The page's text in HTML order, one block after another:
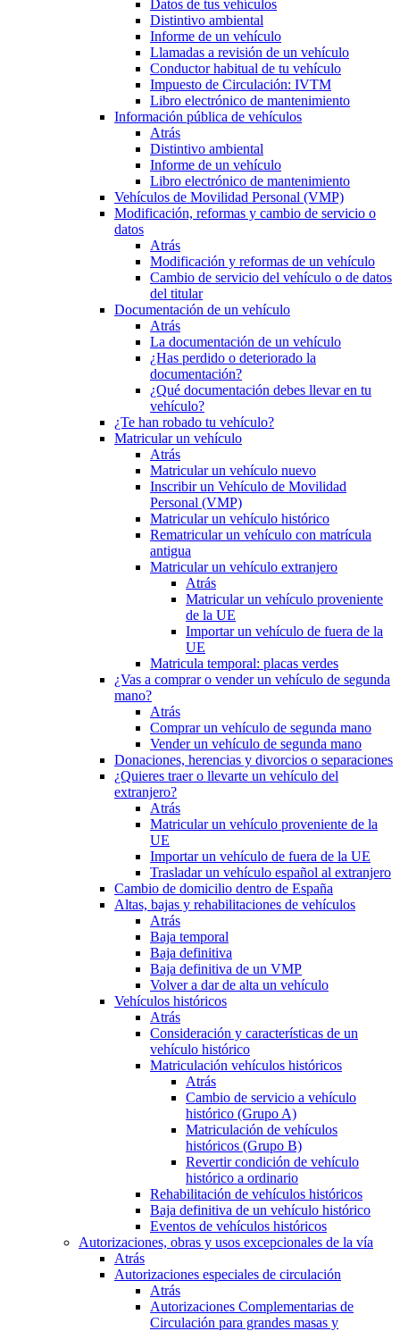
Datos de tus vehículos
Distintivo ambiental
Informe de un vehículo
Llamadas a revisión de un vehículo
Conductor habitual de tu vehículo
Impuesto de Circulación: IVTM
Libro electrónico de mantenimiento
Información pública de vehículos
Atrás
Distintivo ambiental
Informe de un vehículo
Libro electrónico de mantenimiento
Vehículos de Movilidad Personal (VMP)
Modificación, reformas y cambio de servicio o
datos
Atrás
Modificación y reformas de un vehículo
Cambio de servicio del vehículo o de datos
del titular
Documentación de un vehículo
Atrás
La documentación de un vehículo
¿Has perdido o deteriorado la
documentación?
¿Qué documentación debes llevar en tu
vehículo?
¿Te han robado tu vehículo?
Matricular un vehículo
Atrás
Matricular un vehículo nuevo
Inscribir un Vehículo de Movilidad
Personal (VMP)
Matricular un vehículo histórico
Rematricular un vehículo con matrícula
antigua
Matricular un vehículo extranjero
Atrás
Matricular un vehículo proveniente
de la UE
Importar un vehículo de fuera de la
UE
Matricula temporal: placas verdes
¿Vas a comprar o vender un vehículo de segunda
mano?
Atrás
Comprar un vehículo de segunda mano
Vender un vehículo de segunda mano
Donaciones, herencias y divorcios o separaciones
¿Quieres traer o llevarte un vehículo del
extranjero?
Atrás
Matricular un vehículo proveniente de la
UE
Importar un vehículo de fuera de la UE
Trasladar un vehículo español al extranjero
Cambio de domicilio dentro de España
Altas, bajas y rehabilitaciones de vehículos
Atrás
Baja temporal
Baja definitiva
Baja definitiva de un VMP
Volver a dar de alta un vehículo
Vehículos históricos
Atrás
Consideración y características de un
vehículo histórico
Matriculación vehículos históricos
Atrás
Cambio de servicio a vehículo
histórico (Grupo A)
Matriculación de vehículos
históricos (Grupo B)
Revertir condición de vehículo
histórico a ordinario
Rehabilitación de vehículos históricos
Baja definitiva de un vehículo histórico
Eventos de vehículos históricos
Autorizaciones, obras y usos excepcionales de la vía
Atrás
Autorizaciones especiales de circulación
Atrás
Autorizaciones Complementarias de
Circulación para grandes masas y